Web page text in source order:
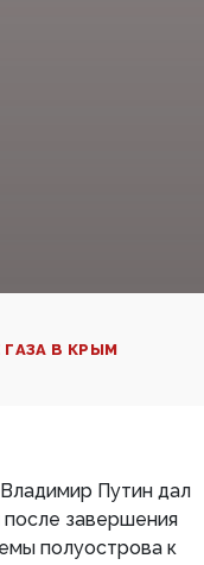
В КРЫМ
Путин дал
после завершения
полуострова к